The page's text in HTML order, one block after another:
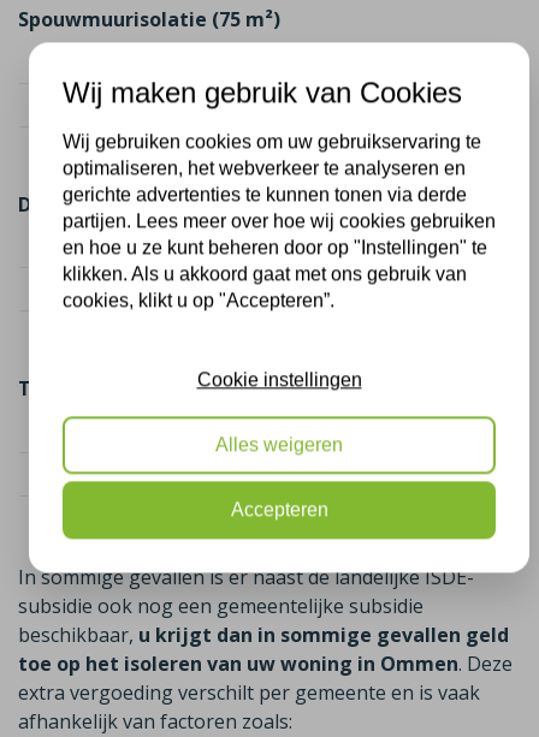
Spouwmuurisolatie (75 m²)
Kostenindicatie
Subsidie (2 maatregelen)
€ 787,50
Netto kosten
€ 1.012,50
Dakisolatie (50 m²)
Kostenindicatie
€ 2.250
Subsidie (2 maatregelen)
€ 1.625,00
Totaal
Totaal kosten
€ 4.050
Totaal subsidie
€ 2.412,50
€ 1.637,50
In sommige gevallen is er naast de landelijke ISDE-
subsidie ook nog een gemeentelijke subsidie
beschikbaar, u krijgt dan in sommige gevallen geld
toe op het isoleren van uw woning in Ommen. Deze
extra vergoeding verschilt per gemeente en is vaak
afhankelijk van factoren zoals:
Wij maken gebruik van Cookies
Wij gebruiken cookies om uw gebruikservaring te
optimaliseren, het webverkeer te analyseren en
gerichte advertenties te kunnen tonen via derde
partijen. Lees meer over hoe wij cookies gebruiken
en hoe u ze kunt beheren door op "Instellingen" te
klikken. Als u akkoord gaat met ons gebruik van
cookies, klikt u op "Accepteren”.
Cookie instellingen
Alles weigeren
Accepteren